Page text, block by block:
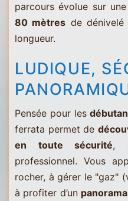
parcours évolue sur une
80 mètres de
longueur.
LUDIQUE,
Pensée pour les
ferrata permet de
en toute sécurité,
professionnel. Vous
rocher, à gérer le "gaz"
à profiter d’un